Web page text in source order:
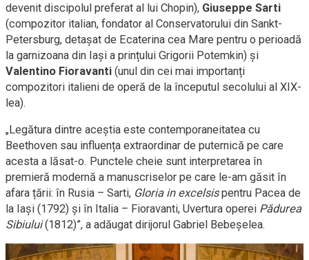
devenit discipolul preferat al lui Chopin), Giuseppe Sarti
(compozitor italian, fondator al Conservatorului din Sankt-
Petersburg, detașat de Ecaterina cea Mare pentru o perioadă
la garnizoana din Iași a prințului Grigorii Potemkin) și
Valentino Fioravanti (unul din cei mai importanți
compozitori italieni de operă de la începutul secolului al XIX-
lea).
„Legătura dintre aceștia este contemporaneitatea cu
Beethoven sau influența extraordinar de puternică pe care
acesta a lăsat-o. Punctele cheie sunt interpretarea în
premieră modernă a manuscriselor pe care le-am găsit în
afara țării: în Rusia – Sarti, Gloria in excelsispentru Pacea de
la Iași (1792) și în Italia – Fioravanti, Uvertura operei Pădurea
Sibiului(1812)”, a adăugat dirijorul Gabriel Bebeșelea.